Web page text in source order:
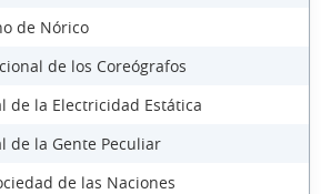
de Nórico
de los Coreógrafos
de la Electricidad Estática
de la Gente Peculiar
de las Naciones